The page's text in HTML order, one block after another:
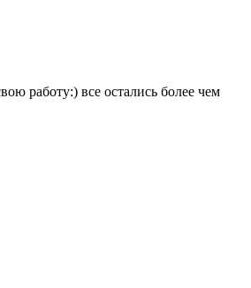
работу:) все остались более чем